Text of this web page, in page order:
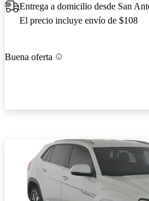
Entrega a domicilio desde San
El precio incluye envío de $108
Buena oferta